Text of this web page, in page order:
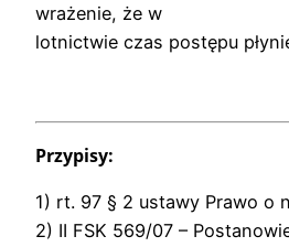
wrażenie, że w
lotnictwie czas postępu
Przypisy:
1) rt. 97 § 2 ustawy Prawo o
2) II FSK 569/07 –